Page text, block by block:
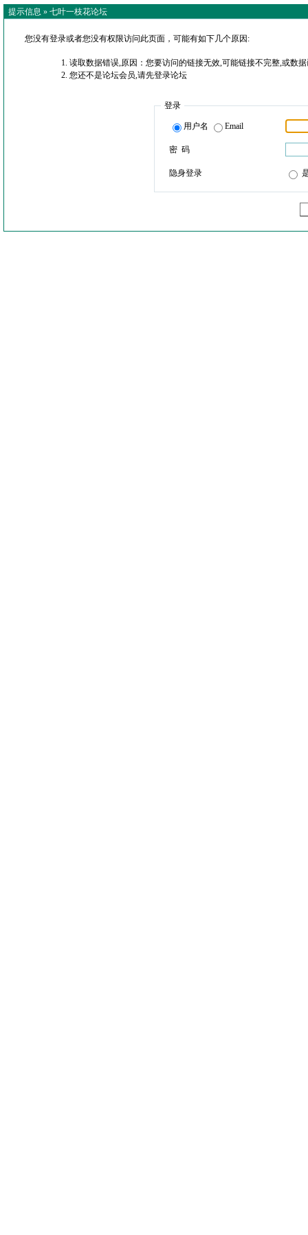
提示信息 » 七叶一枝花论坛
您没有登录或者您没有权限访问此页面，可能有如下几个原因:
读取数据错误,原因：您要访问的链接无效,可能链接不完整,或数
您还不是论坛会员,请先登录论坛
登录
用户名 Email
密 码
隐身登录